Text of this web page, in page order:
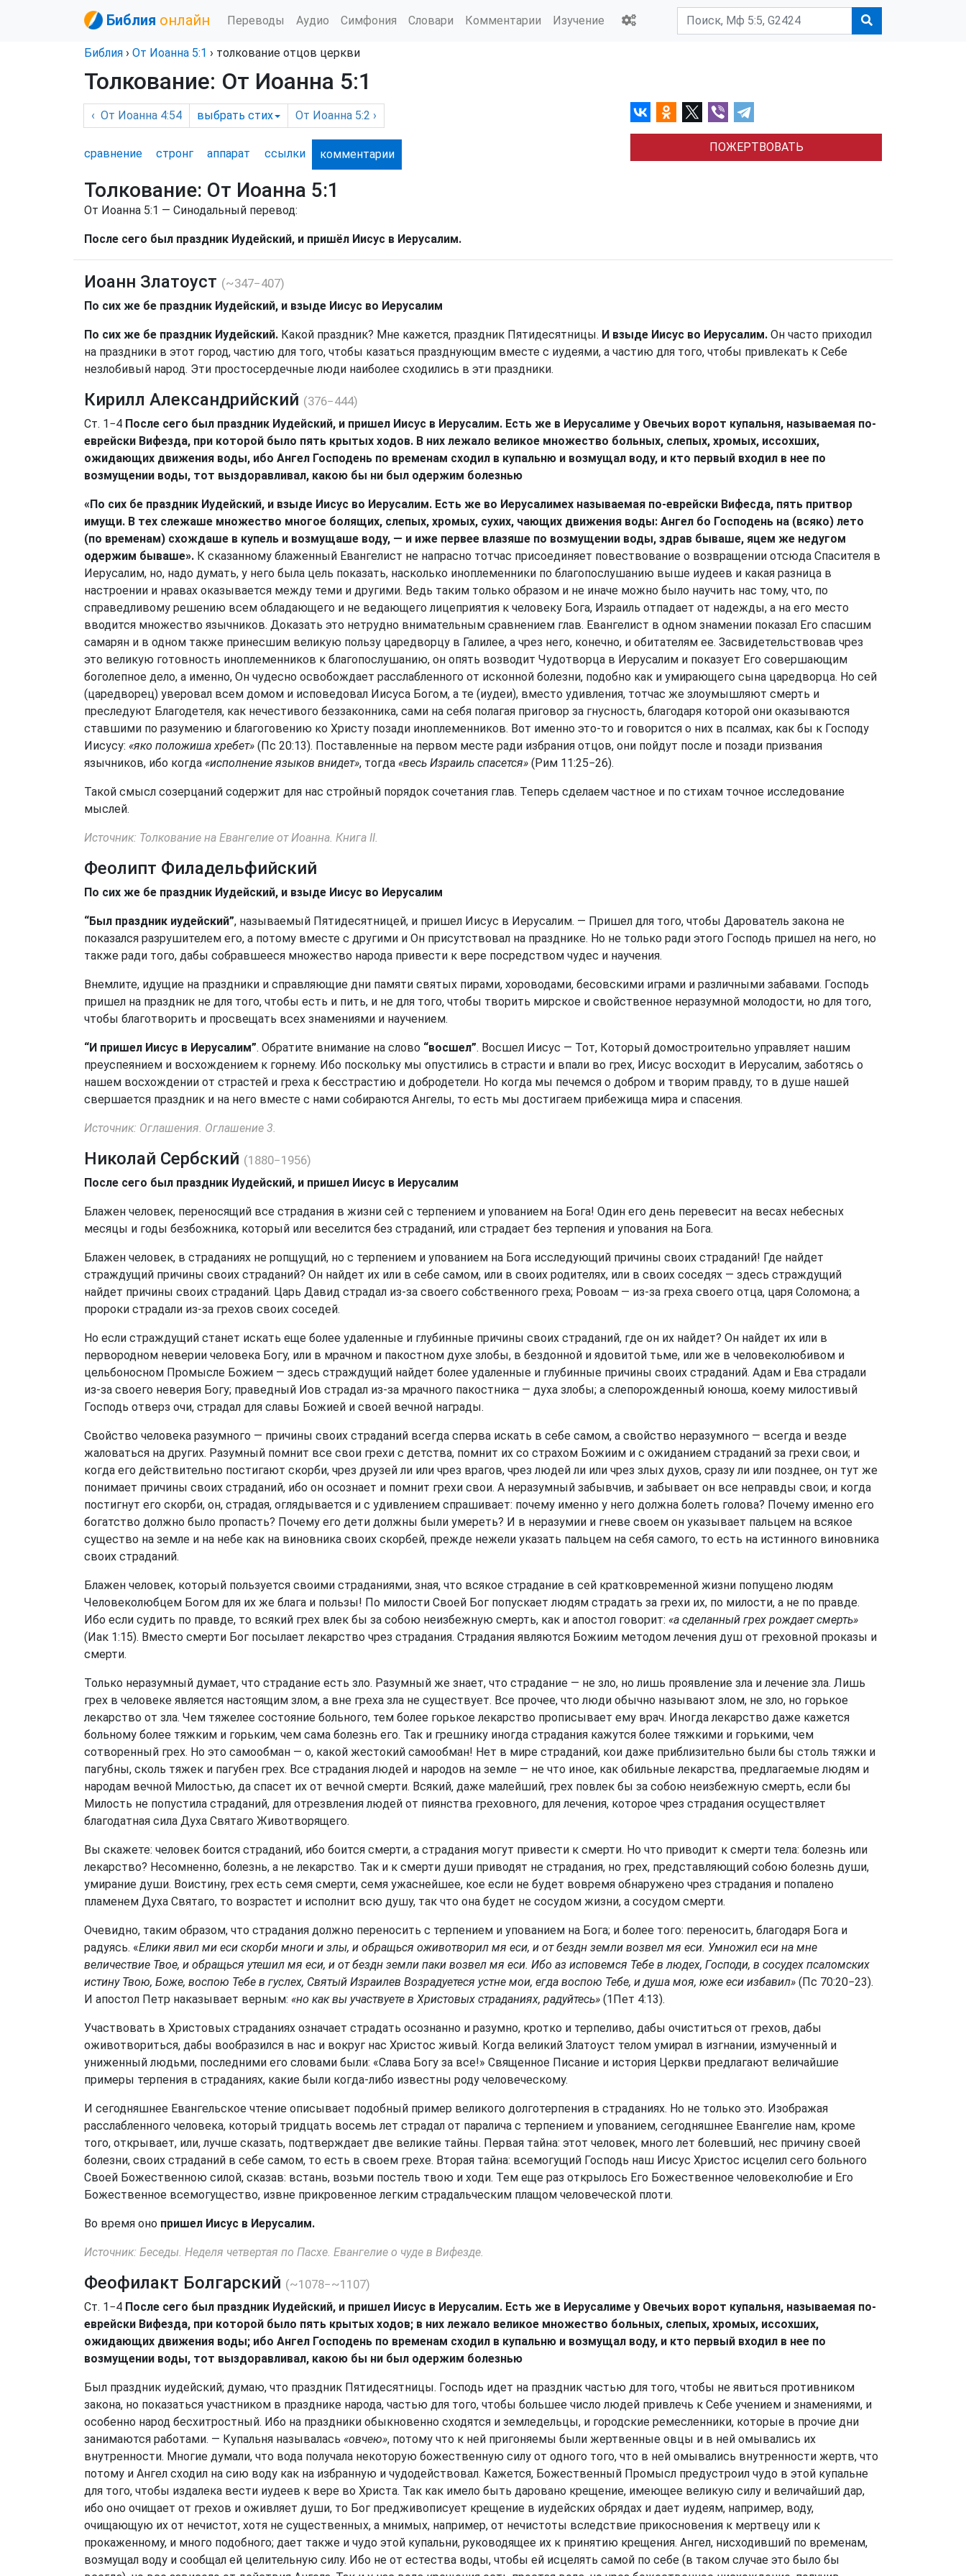
Библия онлайн Переводы Аудио Симфония Словари Комментарии Изучение
Библия › От Иоанна 5:1 › толкование отцов церкви
Толкование: От Иоанна 5:1
‹ От Иоанна 4:54 выбрать стих От Иоанна 5:2 ›
сравнение стронг аппарат ссылки комментарии
ПОЖЕРТВОВАТЬ
Толкование: От Иоанна 5:1
От Иоанна 5:1 — Синодальный перевод:
После сего был праздник Иудейский, и пришёл Иисус в Иерусалим.
Иоанн Златоуст (~347−407)
По сих же бе праздник Иудейский, и взыде Иисус во Иерусалим
По сих же бе праздник Иудейский. Какой праздник? Мне кажется, праздник Пятидесятницы. И взыде Иисус во Иерусалим. Он часто приходил
на праздники в этот город, частию для того, чтобы казаться празднующим вместе с иудеями, а частию для того, чтобы привлекать к Себе
незлобивый народ. Эти простосердечные люди наиболее сходились в эти праздники.
Кирилл Александрийский (376−444)
Ст. 1−4 После сего был праздник Иудейский, и пришел Иисус в Иерусалим. Есть же в Иерусалиме у Овечьих ворот купальня, называемая по-
еврейски Вифезда, при которой было пять крытых ходов. В них лежало великое множество больных, слепых, хромых, иссохших,
ожидающих движения воды, ибо Ангел Господень по временам сходил в купальню и возмущал воду, и кто первый входил в нее по
возмущении воды, тот выздоравливал, какою бы ни был одержим болезнью
«По сих бе праздник Иудейский, и взыде Иисус во Иерусалим. Есть же во Иерусалимех называемая по-еврейски Вифесда, пять притвор
имущи. В тех слежаше множество многое болящих, слепых, хромых, сухих, чающих движения воды: Ангел бо Господень на (всяко) лето
(по временам) схождаше в купель и возмущаше воду, — и иже первее влазяше по возмущении воды, здрав бываше, яцем же недугом
одержим бываше». К сказанному блаженный Евангелист не напрасно тотчас присоединяет повествование о возвращении отсюда Спасителя в
Иерусалим, но, надо думать, у него была цель показать, насколько иноплеменники по благопослушанию выше иудеев и какая разница в
настроении и нравах оказывается между теми и другими. Ведь таким только образом и не иначе можно было научить нас тому, что, по
справедливому решению всем обладающего и не ведающего лицеприятия к человеку Бога, Израиль отпадает от надежды, а на его место
вводится множество язычников. Доказать это нетрудно внимательным сравнением глав. Евангелист в одном знамении показал Его спасшим
самарян и в одном также принесшим великую пользу царедворцу в Галилее, а чрез него, конечно, и обитателям ее. Засвидетельствовав чрез
это великую готовность иноплеменников к благопослушанию, он опять возводит Чудотворца в Иерусалим и показует Его совершающим
боголепное дело, а именно, Он чудесно освобождает расслабленного от исконной болезни, подобно как и умирающего сына царедворца. Но сей
(царедворец) уверовал всем домом и исповедовал Иисуса Богом, а те (иудеи), вместо удивления, тотчас же злоумышляют смерть и
преследуют Благодетеля, как нечестивого беззаконника, сами на себя полагая приговор за гнусность, благодаря которой они оказываются
ставшими по разумению и благоговению ко Христу позади иноплеменников. Вот именно это-то и говорится о них в псалмах, как бы к Господу
Иисусу: «яко положиша хребет» (Пс 20:13). Поставленные на первом месте ради избрания отцов, они пойдут после и позади призвания
язычников, ибо когда «исполнение языков внидет», тогда «весь Израиль спасется» (Рим 11:25−26).
Такой смысл созерцаний содержит для нас стройный порядок сочетания глав. Теперь сделаем частное и по стихам точное исследование
мыслей.
Источник: Толкование на Евангелие от Иоанна. Книга II.
Феолипт Филадельфийский
По сих же бе праздник Иудейский, и взыде Иисус во Иерусалим
“Был праздник иудейский”, называемый Пятидесятницей, и пришел Иисус в Иерусалим. — Пришел для того, чтобы Дарователь закона не
показался разрушителем его, а потому вместе с другими и Он присутствовал на празднике. Но не только ради этого Господь пришел на него, но
также ради того, дабы собравшееся множество народа привести к вере посредством чудес и научения.
Внемлите, идущие на праздники и справляющие дни памяти святых пирами, хороводами, бесовскими играми и различными забавами. Господь
пришел на праздник не для того, чтобы есть и пить, и не для того, чтобы творить мирское и свойственное неразумной молодости, но для того,
чтобы благотворить и просвещать всех знамениями и научением.
“И пришел Иисус в Иерусалим”. Обратите внимание на слово “восшел”. Восшел Иисус — Тот, Который домостроительно управляет нашим
преуспеянием и восхождением к горнему. Ибо поскольку мы опустились в страсти и впали во грех, Иисус восходит в Иерусалим, заботясь о
нашем восхождении от страстей и греха к бесстрастию и добродетели. Но когда мы печемся о добром и творим правду, то в душе нашей
свершается праздник и на него вместе с нами собираются Ангелы, то есть мы достигаем прибежища мира и спасения.
Источник: Оглашения. Оглашение 3.
Николай Сербский (1880−1956)
После сего был праздник Иудейский, и пришел Иисус в Иерусалим
Блажен человек, переносящий все страдания в жизни сей с терпением и упованием на Бога! Один его день перевесит на весах небесных
месяцы и годы безбожника, который или веселится без страданий, или страдает без терпения и упования на Бога.
Блажен человек, в страданиях не ропщущий, но с терпением и упованием на Бога исследующий причины своих страданий! Где найдет
страждущий причины своих страданий? Он найдет их или в себе самом, или в своих родителях, или в своих соседях — здесь страждущий
найдет причины своих страданий. Царь Давид страдал из-за своего собственного греха; Ровоам — из-за греха своего отца, царя Соломона; а
пророки страдали из-за грехов своих соседей.
Но если страждущий станет искать еще более удаленные и глубинные причины своих страданий, где он их найдет? Он найдет их или в
первородном неверии человека Богу, или в мрачном и пакостном духе злобы, в бездонной и ядовитой тьме, или же в человеколюбивом и
цельбоносном Промысле Божием — здесь страждущий найдет более удаленные и глубинные причины своих страданий. Адам и Ева страдали
из-за своего неверия Богу; праведный Иов страдал из-за мрачного пакостника — духа злобы; а слепорожденный юноша, коему милостивый
Господь отверз очи, страдал для славы Божией и своей вечной награды.
Свойство человека разумного — причины своих страданий всегда сперва искать в себе самом, а свойство неразумного — всегда и везде
жаловаться на других. Разумный помнит все свои грехи с детства, помнит их со страхом Божиим и с ожиданием страданий за грехи свои; и
когда его действительно постигают скорби, чрез друзей ли или чрез врагов, чрез людей ли или чрез злых духов, сразу ли или позднее, он тут же
понимает причины своих страданий, ибо он осознает и помнит грехи свои. А неразумный забывчив, и забывает он все неправды свои; и когда
постигнут его скорби, он, страдая, оглядывается и с удивлением спрашивает: почему именно у него должна болеть голова? Почему именно его
богатство должно было пропасть? Почему его дети должны были умереть? И в неразумии и гневе своем он указывает пальцем на всякое
существо на земле и на небе как на виновника своих скорбей, прежде нежели указать пальцем на себя самого, то есть на истинного виновника
своих страданий.
Блажен человек, который пользуется своими страданиями, зная, что всякое страдание в сей кратковременной жизни попущено людям
Человеколюбцем Богом для их же блага и пользы! По милости Своей Бог попускает людям страдать за грехи их, по милости, а не по правде.
Ибо если судить по правде, то всякий грех влек бы за собою неизбежную смерть, как и апостол говорит: «а сделанный грех рождает смерть»
(Иак 1:15). Вместо смерти Бог посылает лекарство чрез страдания. Страдания являются Божиим методом лечения душ от греховной проказы и
смерти.
Только неразумный думает, что страдание есть зло. Разумный же знает, что страдание — не зло, но лишь проявление зла и лечение зла. Лишь
грех в человеке является настоящим злом, а вне греха зла не существует. Все прочее, что люди обычно называют злом, не зло, но горькое
лекарство от зла. Чем тяжелее состояние больного, тем более горькое лекарство прописывает ему врач. Иногда лекарство даже кажется
больному более тяжким и горьким, чем сама болезнь его. Так и грешнику иногда страдания кажутся более тяжкими и горькими, чем
сотворенный грех. Но это самообман — о, какой жестокий самообман! Нет в мире страданий, кои даже приблизительно были бы столь тяжки и
пагубны, сколь тяжек и пагубен грех. Все страдания людей и народов на земле — не что иное, как обильные лекарства, предлагаемые людям и
народам вечной Милостью, да спасет их от вечной смерти. Всякий, даже малейший, грех повлек бы за собою неизбежную смерть, если бы
Милость не попустила страданий, для отрезвления людей от пиянства греховного, для лечения, которое чрез страдания осуществляет
благодатная сила Духа Святаго Животворящего.
Вы скажете: человек боится страданий, ибо боится смерти, а страдания могут привести к смерти. Но что приводит к смерти тела: болезнь или
лекарство? Несомненно, болезнь, а не лекарство. Так и к смерти души приводят не страдания, но грех, представляющий собою болезнь души,
умирание души. Воистину, грех есть семя смерти, семя ужаснейшее, кое если не будет вовремя обнаружено чрез страдания и попалено
пламенем Духа Святаго, то возрастет и исполнит всю душу, так что она будет не сосудом жизни, а сосудом смерти.
Очевидно, таким образом, что страдания должно переносить с терпением и упованием на Бога; и более того: переносить, благодаря Бога и
радуясь. «Елики явил ми еси скорби многи и злы, и обращься оживотворил мя еси, и от бездн земли возвел мя еси. Умножил еси на мне
величествие Твое, и обращься утешил мя еси, и от бездн земли паки возвел мя еси. Ибо аз исповемся Тебе в людех, Господи, в сосудех псаломских
истину Твою, Боже, воспою Тебе в гуслех, Святый Израилев Возрадуетеся устне мои, егда воспою Тебе, и душа моя, юже еси избавил» (Пс 70:20−23).
И апостол Петр наказывает верным: «но как вы участвуете в Христовых страданиях, радуйтесь» (1Пет 4:13).
Участвовать в Христовых страданиях означает страдать осознанно и разумно, кротко и терпеливо, дабы очиститься от грехов, дабы
оживотвориться, дабы вообразился в нас и вокруг нас Христос живый. Когда великий Златоуст телом умирал в изгнании, измученный и
униженный людьми, последними его словами были: «Слава Богу за все!» Священное Писание и история Церкви предлагают величайшие
примеры терпения в страданиях, какие были когда-либо известны роду человеческому.
И сегодняшнее Евангельское чтение описывает подобный пример великого долготерпения в страданиях. Но не только это. Изображая
расслабленного человека, который тридцать восемь лет страдал от паралича с терпением и упованием, сегодняшнее Евангелие нам, кроме
того, открывает, или, лучше сказать, подтверждает две великие тайны. Первая тайна: этот человек, много лет болевший, нес причину своей
болезни, своих страданий в себе самом, то есть в своем грехе. Вторая тайна: всемогущий Господь наш Иисус Христос исцелил сего больного
Своей Божественною силой, сказав: встань, возьми постель твою и ходи. Тем еще раз открылось Его Божественное человеколюбие и Его
Божественное всемогущество, извне прикровенное легким страдальческим плащом человеческой плоти.
Во время оно пришел Иисус в Иерусалим.
Источник: Беседы. Неделя четвертая по Пасхе. Евангелие о чуде в Вифезде.
Феофилакт Болгарский (~1078−~1107)
Ст. 1−4 После сего был праздник Иудейский, и пришел Иисус в Иерусалим. Есть же в Иерусалиме у Овечьих ворот купальня, называемая по-
еврейски Вифезда, при которой было пять крытых ходов; в них лежало великое множество больных, слепых, хромых, иссохших,
ожидающих движения воды; ибо Ангел Господень по временам сходил в купальню и возмущал воду, и кто первый входил в нее по
возмущении воды, тот выздоравливал, какою бы ни был одержим болезнью
Был праздник иудейский; думаю, что праздник Пятидесятницы. Господь идет на праздник частью для того, чтобы не явиться противником
закона, но показаться участником в празднике народа, частью для того, чтобы большее число людей привлечь к Себе учением и знамениями, и
особенно народ бесхитростный. Ибо на праздники обыкновенно сходятся и земледельцы, и городские ремесленники, которые в прочие дни
занимаются работами. — Купальня называлась «овчею», потому что к ней пригоняемы были жертвенные овцы и в ней омывались их
внутренности. Многие думали, что вода получала некоторую божественную силу от одного того, что в ней омывались внутренности жертв, что
потому и Ангел сходил на сию воду как на избранную и чудодействовал. Кажется, Божественный Промысл предустроил чудо в этой купальне
для того, чтобы издалека вести иудеев к вере во Христа. Так как имело быть даровано крещение, имеющее великую силу и величайший дар,
ибо оно очищает от грехов и оживляет души, то Бог предживописует крещение в иудейских обрядах и дает иудеям, например, воду,
очищающую их от нечистот, хотя не существенных, а мнимых, например, от нечистоты вследствие прикосновения к мертвецу или к
прокаженному, и много подобного; дает также и чудо этой купальни, руководящее их к принятию крещения. Ангел, нисходивший по временам,
возмущал воду и сообщал ей целительную силу. Ибо не от естества воды, чтобы ей исцелять самой по себе (в таком случае это было бы